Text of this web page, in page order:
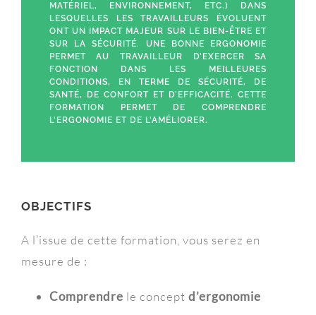
MATÉRIEL, ENVIRONNEMENT, ETC.) DANS
LESQUELLES LES TRAVAILLEURS ÉVOLUENT
ONT UN IMPACT MAJEUR SUR LE BIEN-ÊTRE ET
SUR LA SÉCURITÉ. UNE BONNE ERGONOMIE
PERMET AU TRAVAILLEUR D’EXERCER SA
FONCTION DANS LES MEILLEURES
CONDITIONS, EN TERME DE SÉCURITÉ, DE
SANTÉ, DE CONFORT ET D’EFFICACITÉ. CETTE
FORMATION PERMET DE COMPRENDRE
L’ERGONOMIE ET DE L’AMÉLIORER.
OBJECTIFS
A l’issue de cette formation, vous serez en
mesure de :
Comprendre le concept d’ergonomie